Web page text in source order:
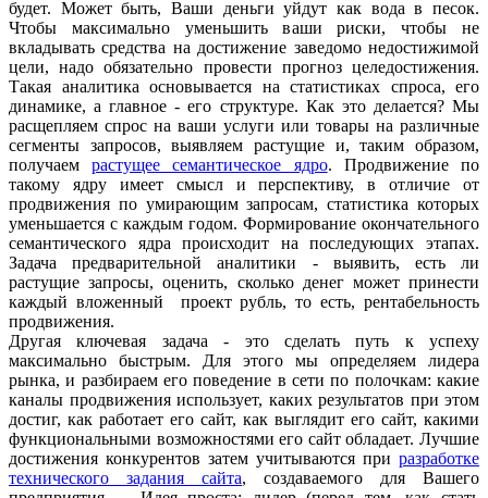
будет. Может быть, Ваши деньги уйдут как вода в песок.
Чтобы максимально уменьшить ваши риски, чтобы не
вкладывать средства на достижение заведомо недостижимой
цели, надо обязательно провести прогноз целедостижения.
Такая аналитика основывается на статистиках спроса, его
динамике, а главное - его структуре. Как это делается? Мы
расщепляем спрос на ваши услуги или товары на различные
сегменты запросов, выявляем растущие и, таким образом,
получаемрастущее семантическое ядро. Продвижение по
такому ядру имеет смысл и перспективу, в отличие от
продвижения по умирающим запросам, статистика которых
уменьшается с каждым годом. Формирование окончательного
семантического ядра происходит на последующих этапах.
Задача предварительной аналитики - выявить, есть ли
растущие запросы, оценить, сколько денег может принести
каждый вложенный проект рубль, то есть, рентабельность
продвижения.
Другая ключевая задача - это сделать путь к успеху
максимально быстрым. Для этого мы определяем лидера
рынка, и разбираем его поведение в сети по полочкам: какие
каналы продвижения использует, каких результатов при этом
достиг, как работает его сайт, как выглядит его сайт, какими
функциональными возможностями его сайт обладает. Лучшие
достижения конкурентов затем учитываются при разработке
технического задания сайта, создаваемого для Вашего